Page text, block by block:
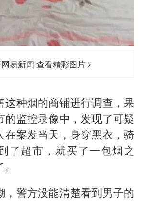
易新闻 查看精彩图片
这种烟的商铺进行调查，果
的监控录像中，发现了可疑
在案发当天，身穿黑衣，骑
了超市，就买了一包烟之
，警方没能清楚看到男子的